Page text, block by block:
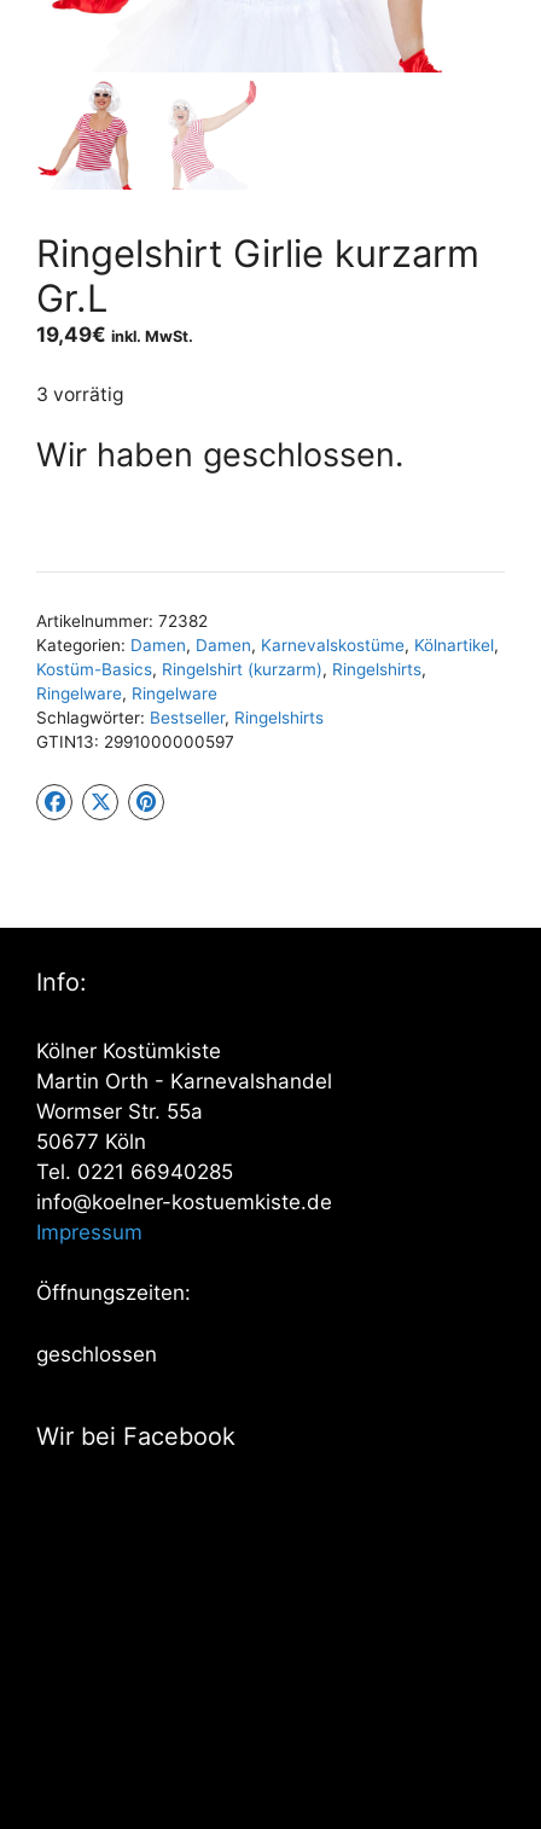
Ringelshirt Girlie kurzarm
Gr.L
19,49€ inkl. MwSt.
3 vorrätig
Wir haben geschlossen.
Artikelnummer: 72382
Kategorien: Damen, Damen, Karnevalskostüme, Kölnartikel,
Kostüm-Basics, Ringelshirt (kurzarm), Ringelshirts,
Ringelware, Ringelware
Schlagwörter: Bestseller, Ringelshirts
GTIN13: 2991000000597
Info:
Kölner Kostümkiste
Martin Orth - Karnevalshandel
Wormser Str. 55a
50677 Köln
Tel. 0221 66940285
info@koelner-kostuemkiste.de
Impressum
Öffnungszeiten:
geschlossen
Wir bei Facebook